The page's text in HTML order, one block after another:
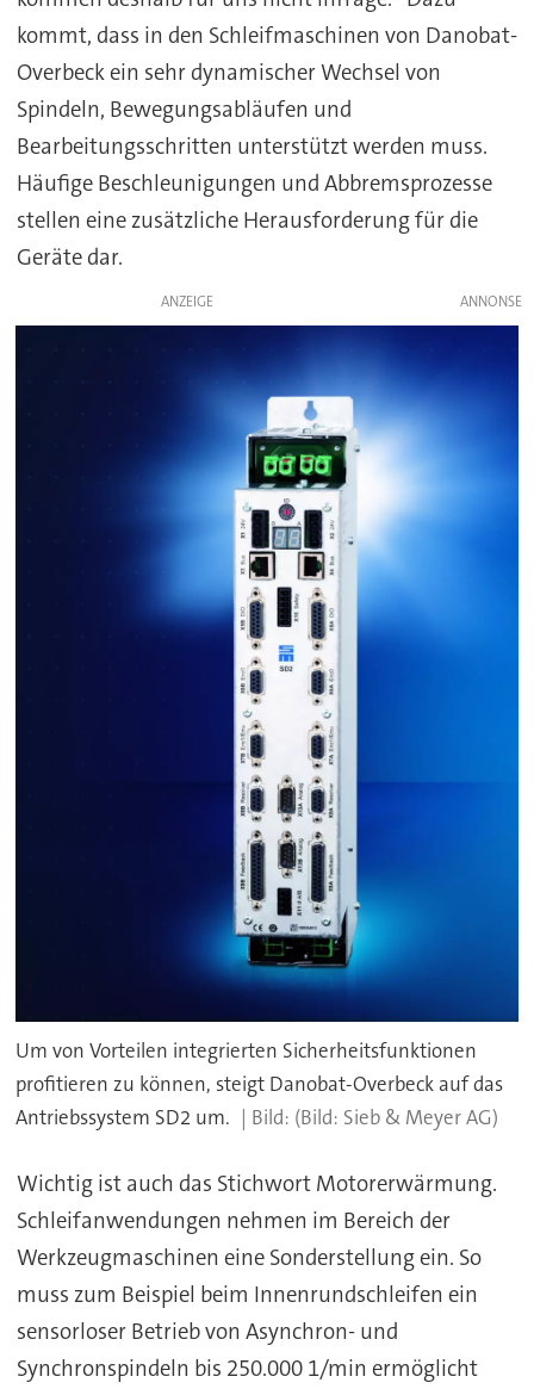
kommt, dass in den Schleifmaschinen von Danobat-
Overbeck ein sehr dynamischer Wechsel von
Spindeln, Bewegungsabläufen und
Bearbeitungsschritten unterstützt werden muss.
Häufige Beschleunigungen und Abbremsprozesse
stellen eine zusätzliche Herausforderung für die
Geräte dar.
ANZEIGE
Um von Vorteilen integrierten Sicherheitsfunktionen
profitieren zu können, steigt Danobat-Overbeck auf das
Antriebssystem SD2 um.
(Bild: Sieb & Meyer AG)
Wichtig ist auch das Stichwort Motorerwärmung.
Schleifanwendungen nehmen im Bereich der
Werkzeugmaschinen eine Sonderstellung ein. So
muss zum Beispiel beim Innenrundschleifen ein
sensorloser Betrieb von Asynchron- und
Synchronspindeln bis 250.000 1/min ermöglicht